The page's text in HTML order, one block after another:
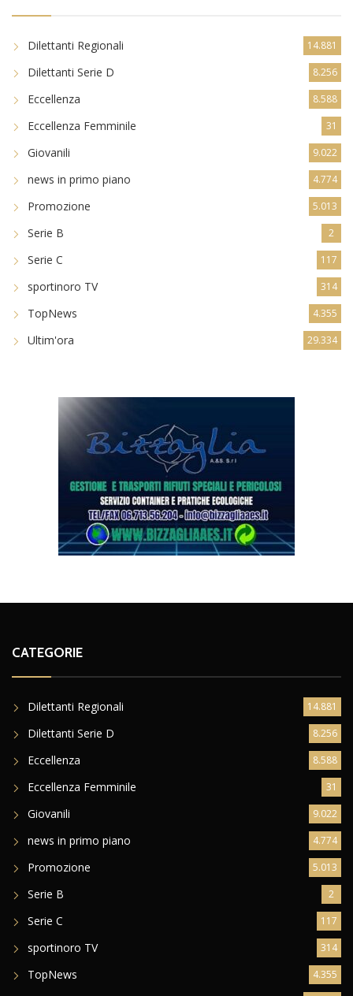
Dilettanti Regionali 14.881
Dilettanti Serie D 8.256
Eccellenza 8.588
Eccellenza Femminile 31
Giovanili 9.022
news in primo piano 4.774
Promozione 5.013
Serie B 2
Serie C 117
sportinoro TV 314
TopNews 4.355
Ultim'ora 29.334
CATEGORIE
Dilettanti Regionali 14.881
Dilettanti Serie D 8.256
Eccellenza 8.588
Eccellenza Femminile 31
Giovanili 9.022
news in primo piano 4.774
Promozione 5.013
Serie B 2
Serie C 117
sportinoro TV 314
TopNews 4.355